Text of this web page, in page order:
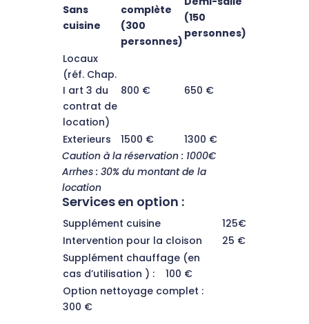
Sans
cuisine
complète
(300
personnes)
(150
personnes)
Locaux
(réf. Chap.
I art 3 du
contrat de
location)
800 € 650 €
Exterieurs 1500 €
1300 €
Caution à la réservation : 1000€
Arrhes : 30% du montant de la
location
Services en option :
Supplément cuisine
125€
Intervention pour la cloison
25 €
Supplément chauffage (en
cas d’utilisation ) : 100 €
Option nettoyage complet :
300 €